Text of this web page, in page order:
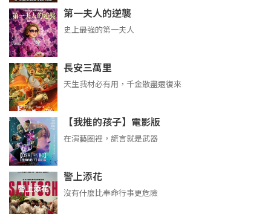
第一夫人的逆襲
史上最強的第一夫人
長安三萬里
天生我材必有用，千金散盡還復來
【我推的孩子】電影版
在演藝圈裡，謊言就是武器
警上添花
沒有什麼比奉命行事更危險